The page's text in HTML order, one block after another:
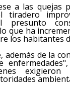
a las quejas
tiradero
presunto
que ha
los habitantes
además de la
exigieron